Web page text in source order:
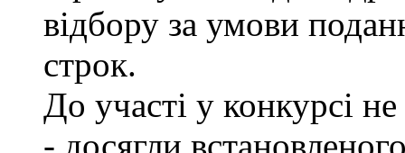
відбору за умови
строк.
До участі у конкурсі
- досягли